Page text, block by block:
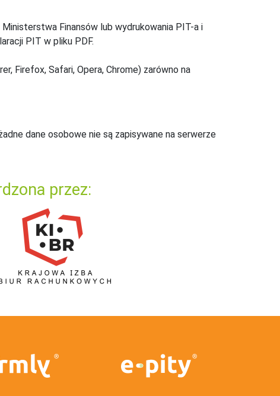
Finansów lub wydrukowania PIT-a i
PIT w pliku PDF.
Firefox, Safari, Opera, Chrome) zarówno na
adne dane osobowe nie są zapisywane na serwerze
przez: